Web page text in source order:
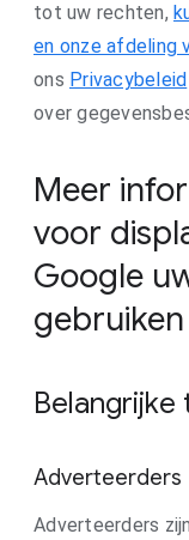
tot uw rechten,
en onze afdeling
ons Privacybeleid
over
Meer
voor
Google
gebruiken
Belangrijke
Adverteerders
Adverteerders